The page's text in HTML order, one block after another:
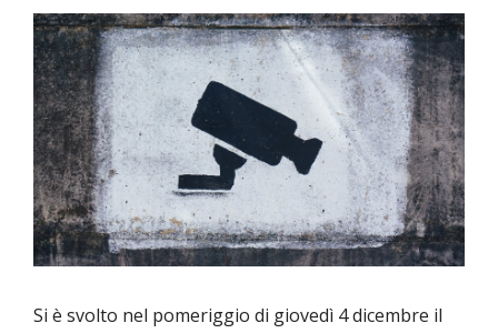
Si è svolto nel pomeriggio di giovedì 4 dicembre il